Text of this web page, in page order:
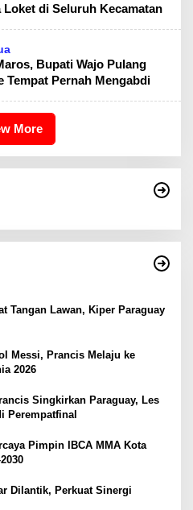
Loket di Seluruh Kecamatan
Bupati Wajo Pulang
Tempat Pernah Mengabdi
More
Tangan Lawan, Kiper Paraguay
Messi, Prancis Melaju ke
2026
Singkirkan Paraguay, Les
Perempatfinal
Pimpin IBCA MMA Kota
Dilantik, Perkuat Sinergi